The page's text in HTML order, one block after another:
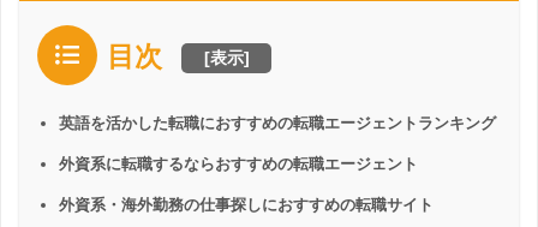
目次 [表示]
英語を活かした転職におすすめの転職エージェントランキング
外資系に転職するならおすすめの転職エージェント
外資系・海外勤務の仕事探しにおすすめの転職サイト